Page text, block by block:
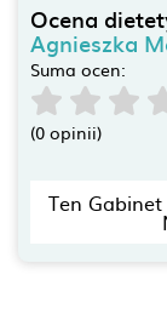
Ocena
Agnieszka
Suma ocen:
(0 opinii)
Ten